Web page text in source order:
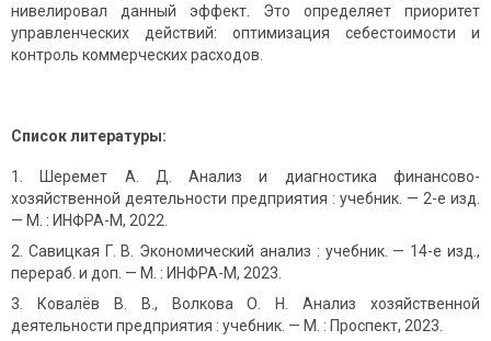
нивелировал данный эффект. Это определяет приоритет
управленческих действий: оптимизация себестоимости и
контроль коммерческих расходов.
Список литературы:
Шеремет А. Д. Анализ и диагностика финансово-
хозяйственной деятельности предприятия : учебник. — 2-е изд.
— М. : ИНФРА-М, 2022.
Савицкая Г. В. Экономический анализ : учебник. — 14-е изд.,
перераб. и доп. — М. : ИНФРА-М, 2023.
Ковалёв В. В., Волкова О. Н. Анализ хозяйственной
деятельности предприятия : учебник. — М. : Проспект, 2023.